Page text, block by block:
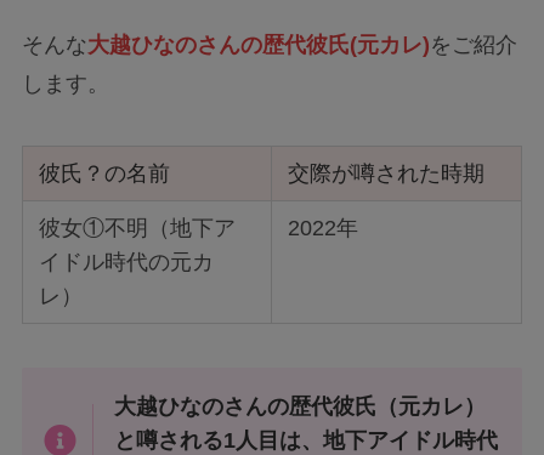
そんな大越ひなのさんの歴代彼氏(元カレ)をご紹介
します。
彼氏？の名前 交際が噂された時期
彼女①不明（地下ア
イドル時代の元カ
レ）
2022年
大越ひなのさんの歴代彼氏（元カレ）
と噂される1人目は、地下アイドル時代